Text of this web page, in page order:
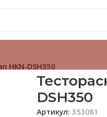
HKN-DSH350
DSH350
Артикул: 353081